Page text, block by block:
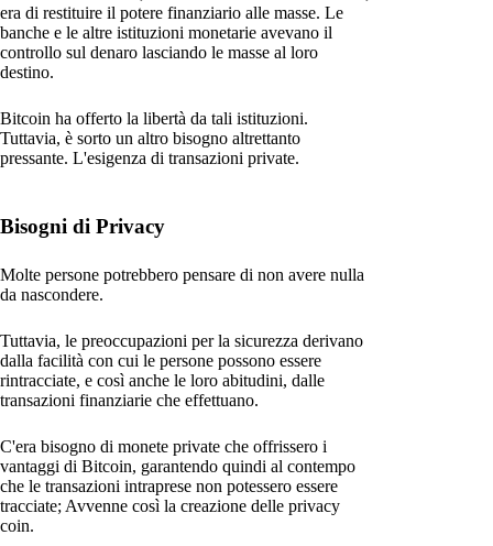
era di restituire il potere finanziario alle masse. Le
banche e le altre istituzioni monetarie avevano il
controllo sul denaro lasciando le masse al loro
destino.
Bitcoin ha offerto la libertà da tali istituzioni.
Tuttavia, è sorto un altro bisogno altrettanto
pressante. L'esigenza di transazioni private.
Bisogni di Privacy
Molte persone potrebbero pensare di non avere nulla
da nascondere.
Tuttavia, le preoccupazioni per la sicurezza derivano
dalla facilità con cui le persone possono essere
rintracciate, e così anche le loro abitudini, dalle
transazioni finanziarie che effettuano.
C'era bisogno di monete private che offrissero i
vantaggi di Bitcoin, garantendo quindi al contempo
che le transazioni intraprese non potessero essere
tracciate; Avvenne così la creazione delle privacy
coin.